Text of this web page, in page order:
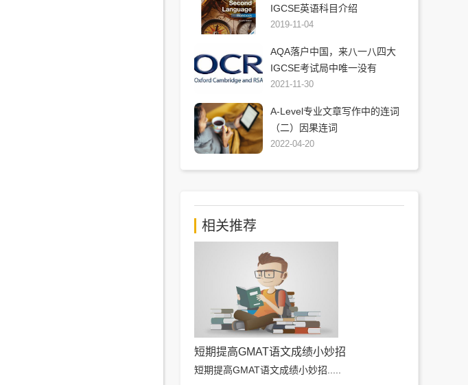
IGCSE英语科目介绍
2019-11-04
AQA落户中国，来八一八四大
IGCSE考试局中唯一没有
2021-11-30
A-Level专业文章写作中的连词
（二）因果连词
2022-04-20
相关推荐
短期提高GMAT语文成绩小妙招
短期提高GMAT语文成绩小妙招.....